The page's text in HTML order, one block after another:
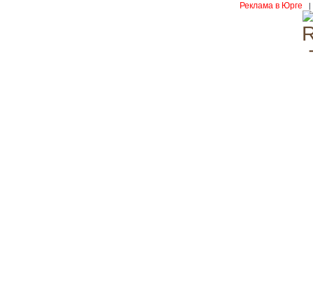
Реклама в Юрге